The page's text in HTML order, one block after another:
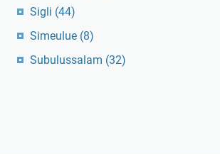
Sigli (44)
Simeulue (8)
Subulussalam (32)